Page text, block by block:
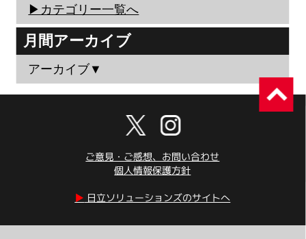
▶︎カテゴリー一覧へ
月間アーカイブ
アーカイブ▼
ご意見・ご感想、お問い合わせ
個人情報保護方針
▶︎ 日立ソリューションズのサイトへ